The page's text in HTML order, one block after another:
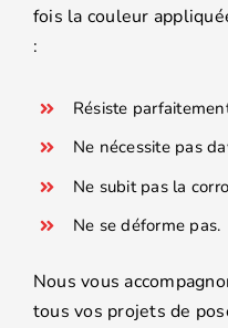
fois la couleur
:
Résiste
Ne nécessite pas
Ne subit pas la
Ne se déforme pas.
Nous vous
tous vos projets de